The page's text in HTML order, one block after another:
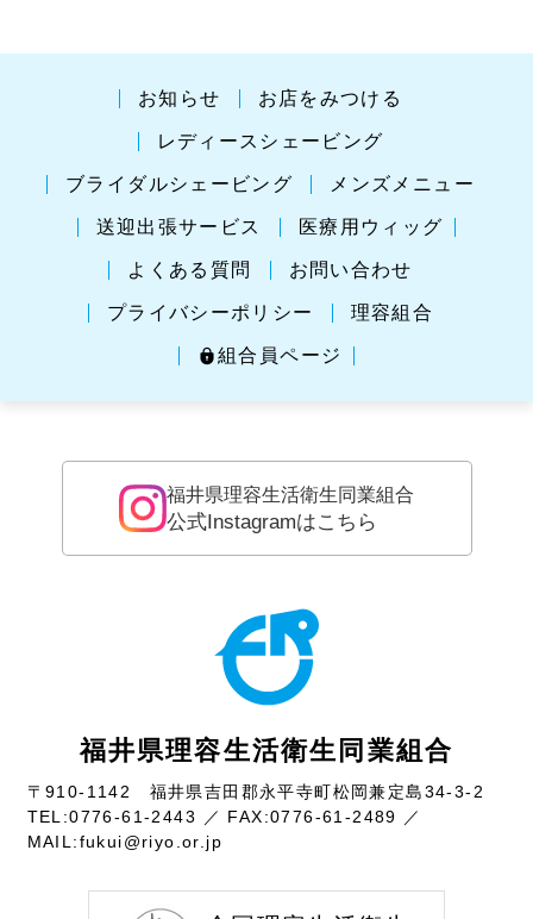
お知らせ お店をみつける
レディースシェービング
ブライダルシェービング メンズメニュー
送迎出張サービス 医療用ウィッグ
よくある質問 お問い合わせ
プライバシーポリシー 理容組合
組合員ページ
福井県理容生活衛生同業組合
〒910-1142 福井県吉田郡永平寺町松岡兼定島34-3-2
TEL:0776-61-2443
／ FAX:0776-61-2489 ／
MAIL:fukui@riyo.or.jp
福井県理容生活衛生同業組合
公式Instagramはこちら